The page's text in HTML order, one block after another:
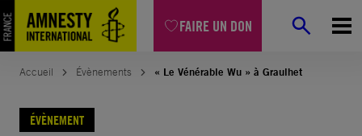
FAIRE UN DON
Accueil Évènements « Le Vénérable Wu » à Graulhet
ÉVÈNEMENT